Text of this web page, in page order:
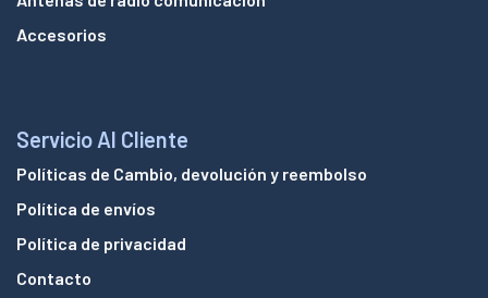
Accesorios
Servicio Al Cliente
Políticas de Cambio, devolución y reembolso
Política de envíos
Política de privacidad
Contacto